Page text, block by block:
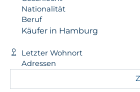
Nationalität
Beruf
Käufer in Hamburg
Letzter Wohnort
Adressen